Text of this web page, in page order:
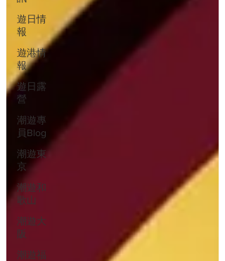
遊日情
報
遊港情
報
遊日露
營
潮遊專
員Blog
潮遊東
京
潮遊和
歌山
潮遊大
阪
潮遊福